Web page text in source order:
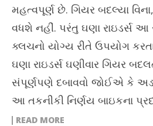
મહત્વપૂર્ણ છે. ગિયર બદલ્યા
વધશે નહીં. પરંતુ ઘણા રાઇડર્સ
ક્લચનો યોગ્ય રીતે ઉપયોગ
ઘણા રાઇડર્સ ઘણીવાર ગિયર
સંપૂર્ણપણે દબાવવો જોઈએ કે
આ તકનીકી નિર્ણય બાઇકના
READ MORE